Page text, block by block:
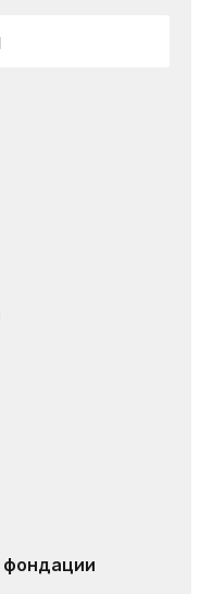
фондации